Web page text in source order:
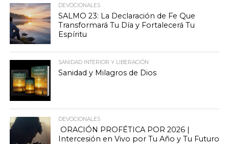
DEVOCIONALES
SALMO 23: La Declaración de Fe Que
Transformará Tu Día y Fortalecerá Tu
Espíritu
SANIDAD INTERIOR Y LIBERACIÓN
Sanidad y Milagros de Dios
DEVOCIONALES
ORACIÓN PROFÉTICA POR 2026 |
Intercesión en Vivo por Tu Año y Tu Futuro